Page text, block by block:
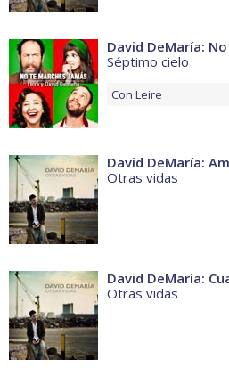
David DeMaría:
Séptimo cielo
Con Leire
David DeMaría:
Otras vidas
David DeMaría:
Otras vidas